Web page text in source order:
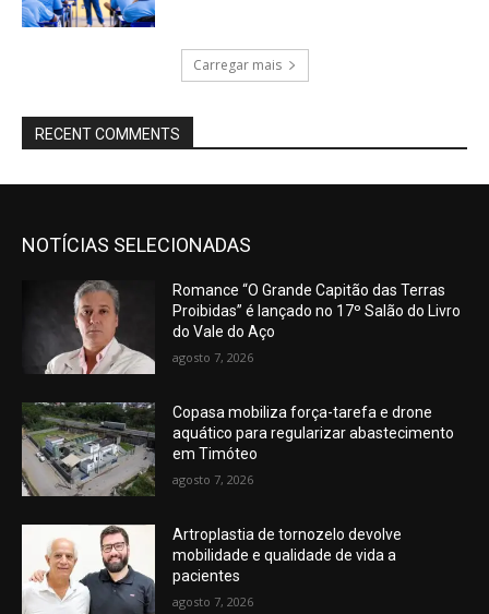
Carregar mais
RECENT COMMENTS
NOTÍCIAS SELECIONADAS
Romance “O Grande Capitão das Terras
Proibidas” é lançado no 17º Salão do Livro
do Vale do Aço
agosto 7, 2026
Copasa mobiliza força-tarefa e drone
aquático para regularizar abastecimento
em Timóteo
agosto 7, 2026
Artroplastia de tornozelo devolve
mobilidade e qualidade de vida a
pacientes
agosto 7, 2026